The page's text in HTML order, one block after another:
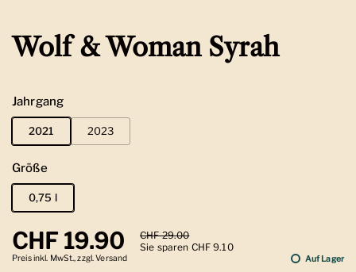
Wolf & Woman Syrah
Jahrgang
2021 2023
Größe
0,75 l
Regulärer Preis
CHF 19.90 Sale-Preis
CHF 29.00
Sie sparen CHF 9.10
Preis inkl. MwSt., zzgl. Versand Auf Lager